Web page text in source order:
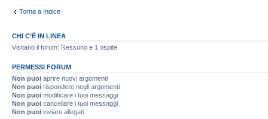
Torna a Indice
CHI C’È IN LINEA
Visitano il forum: Nessuno e 1 ospite
PERMESSI FORUM
Non puoi aprire nuovi argomenti
Non puoi rispondere negli argomenti
Non puoi modificare i tuoi messaggi
Non puoi cancellare i tuoi messaggi
Non puoi inviare allegati